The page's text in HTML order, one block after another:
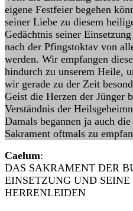
eigene Festfeier begehen
seiner Liebe zu diesem
Gedächtnis seiner
nach der Pfingstoktav von
werden. Wir empfangen
hindurch zu unserem Heile,
wir gerade zu der Zeit
Geist die Herzen der Jünger
Verständnis der
Damals begannen ja auch
Sakrament oftmals zu
Caelum:
DAS SAKRAMENT DER
EINSETZUNG UND
HERRENLEIDEN